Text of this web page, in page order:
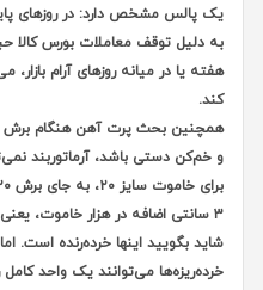
یک پالس مشخص دارد: در روزهای
به دلیل توقف معاملات بورس کالا
هفته یا در میانه روزهای آرام
کند.
همچنین بحث پرت آهن هنگام برش
و خم‌کن دستی باشد، آرماتوربند
۳ سانتی اضافه در هزار خاموت، یعنی ۳۰۰ متر میلگرد هدر رفته.
خرده‌ریزه‌ها می‌توانند یک واحد کامل